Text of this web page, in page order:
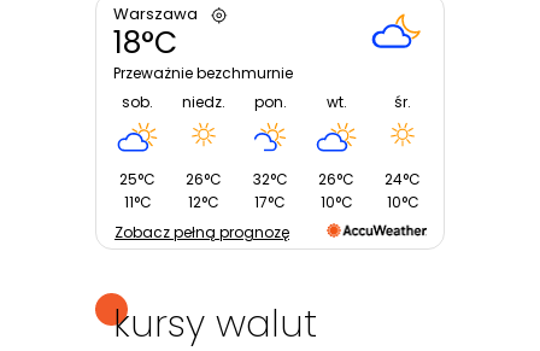
Warszawa
18°C
Przeważnie bezchmurnie
sob.
25°C
11°C
niedz.
26°C
12°C
pon.
32°C
17°C
wt.
26°C
10°C
śr.
24°C
10°C
Zobacz pełną prognozę
kursy walut